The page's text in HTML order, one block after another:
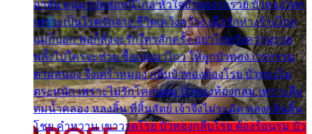
อาลัย หนุ่มรูปหล่อหนีไกล หัวใจบัวทองระรวย บัวทองโศก
เพราะเป็นโรครักจาง ชีวิตเคว้งคว้าง เมื่อรักห่างร้างไกล
แม่ก็บอก พ่อก็สั่งจะรักใครสักครั้ง อย่าไปหวังความรวย
พลั้งไปใครจะช่วย ซื้อเปลมาไกว ให้ลูกบัวทอง เวรกรรม
ตามสนอง จึงเศร้าหมอง กลีบบัวทองต้องโรย บัวทองไม่
ตระหนัก เพราะไม่รักโคลนตม บัวทองท้องกลม เพราะลืม
ตมน้ำคลอง หลงลิ้น ที่สิ้นสัตย์ เจ้าจึงไม่ระมัด หลงกลิ่นลิ้น
โชย คำหวาน เขาวาดโรย บัวทองกลีบโรย ต้องร้อนรุม บัว